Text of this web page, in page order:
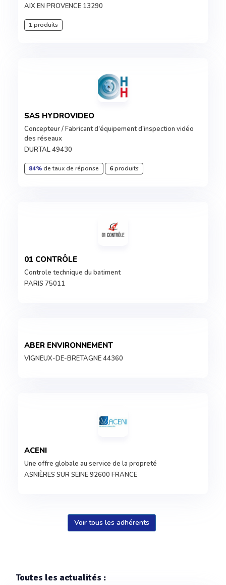
AIX EN PROVENCE 13290
1produits
SAS HYDROVIDEO
Concepteur / Fabricant d'équipement d'inspection vidéo
des réseaux
DURTAL 49430
84%de taux de réponse 6produits
01 CONTRÔLE
Controle technique du batiment
PARIS 75011
ABER ENVIRONNEMENT
VIGNEUX-DE-BRETAGNE 44360
ACENI
Une offre globale au service de la propreté
ASNIÈRES SUR SEINE 92600 FRANCE
Voir tous les adhérents
Toutes les actualités :